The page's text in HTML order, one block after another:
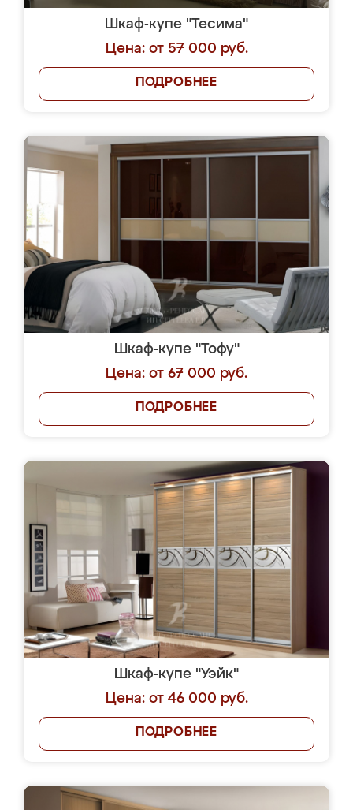
Шкаф-купе "Тесима"
Цена: от 57 000 руб.
ПОДРОБНЕЕ
Шкаф-купе "Тофу"
Цена: от 67 000 руб.
ПОДРОБНЕЕ
Шкаф-купе "Уэйк"
Цена: от 46 000 руб.
ПОДРОБНЕЕ